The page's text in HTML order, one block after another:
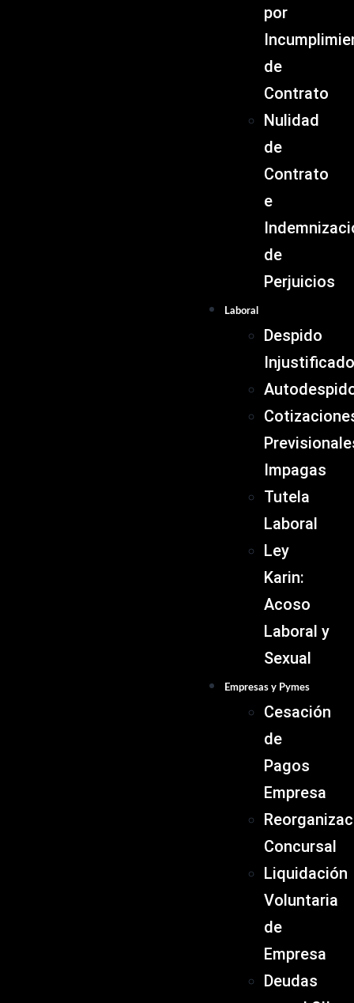
por
de
Contrato
Nulidad
de
Contrato
e
de
Perjuicios
Laboral
Despido
Injustificado
Impagas
Tutela
Laboral
Ley
Karin:
Acoso
Laboral y
Sexual
Empresas y Pymes
Cesación
de
Pagos
Empresa
Concursal
Liquidación
Voluntaria
de
Empresa
Deudas